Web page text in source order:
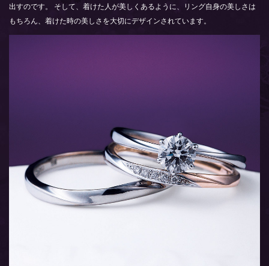
出すのです。 そして、着けた人が美しくあるように、リング自身の美しさは
もちろん、着けた時の美しさを大切にデザインされています。